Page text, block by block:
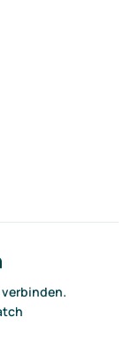
verbinden.